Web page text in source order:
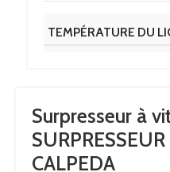
TEMPÉRATURE DU
Surpresseur à
CALPEDA